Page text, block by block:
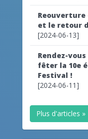
et le retour
[2024-06-13]
Rendez-
fêter la 10e
Festival !
[2024-06-11]
Plus d'articles »